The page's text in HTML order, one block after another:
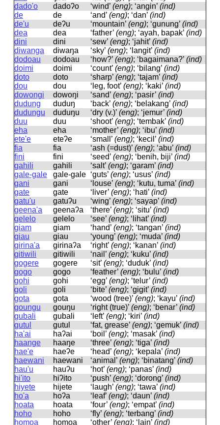
dado'o
dadoʔo ‘wind’ (eng); ‘angin’ (ind)
de
de ‘and’ (eng); ‘dan’ (ind)
de'u
deʔu ‘mountain’ (eng); ‘gunung’ (ind)
dea
dea ‘father’ (eng); ‘ayah, bapak’ (ind)
dini
dini ‘sew’ (eng); ‘jahit’ (ind)
diwanga
diwaŋa ‘sky’ (eng); ‘langit’ (ind)
dodoau
dodoau ‘how?’ (eng); ‘bagaimana?’ (ind)
doimi
doimi ‘count’ (eng); ‘bilang’ (ind)
doto
doto ‘sharp’ (eng); ‘tajam’ (ind)
dou
dou ‘leg, foot’ (eng); ‘kaki’ (ind)
dowongi
dowoŋi ‘sand’ (eng); ‘pasir’ (ind)
dudung
duduŋ ‘back’ (eng); ‘belakang’ (ind)
dudungu
duduŋu ‘dry (v.)’ (eng); ‘jemur’ (ind)
duu
duu ‘shoot’ (eng); ‘tembak’ (ind)
eha
eha ‘mother’ (eng); ‘ibu’ (ind)
ete'e
eteʔe ‘small’ (eng); ‘kecil’ (ind)
fia
fia ‘ash (=dust)’ (eng); ‘abu’ (ind)
fini
fini ‘seed’ (eng); ‘benih, biji’ (ind)
gahili
ɡahili ‘salt’ (eng); ‘garam’ (ind)
gale-gale
ɡale-ɡale ‘guts’ (eng); ‘usus’ (ind)
gani
ɡani ‘louse’ (eng); ‘kutu, tuma’ (ind)
gate
ɡate ‘liver’ (eng); ‘hati’ (ind)
gatu'u
ɡatuʔu ‘wing’ (eng); ‘sayap’ (ind)
geena'a
ɡeenaʔa ‘there’ (eng); ‘situ’ (ind)
gelelo
ɡelelo ‘see’ (eng); ‘lihat’ (ind)
giam
ɡiam ‘hand’ (eng); ‘tangan’ (ind)
giau
ɡiau ‘young’ (eng); ‘muda’ (ind)
girina'a
ɡirinaʔa ‘right’ (eng); ‘kanan’ (ind)
gitiwili
ɡitiwili ‘nail’ (eng); ‘kuku’ (ind)
gogere
ɡoɡere ‘sit’ (eng); ‘duduk’ (ind)
gogo
ɡoɡo ‘feather’ (eng); ‘bulu’ (ind)
gohi
ɡohi ‘egg’ (eng); ‘telur’ (ind)
goli
ɡoli ‘bite’ (eng); ‘gigit’ (ind)
gota
ɡota ‘wood (tree)’ (eng); ‘kayu’ (ind)
goungu
ɡouŋu ‘right (true)’ (eng); ‘benar’ (ind)
gubali
ɡubali ‘left’ (eng); ‘kiri’ (ind)
gutul
ɡutul ‘fat, grease’ (eng); ‘gemuk’ (ind)
ha'ai
haʔai ‘boil’ (eng); ‘masak’ (ind)
haange
haaŋe ‘three’ (eng); ‘tiga’ (ind)
hae'e
haeʔe ‘head’ (eng); ‘kepala’ (ind)
haewani
haewani ‘animal’ (eng); ‘binatang’ (ind)
hau'u
hauʔu ‘hot’ (eng); ‘panas’ (ind)
hi'ito
hiʔito ‘push’ (eng); ‘dorong’ (ind)
hiyete
hijete ‘laugh’ (eng); ‘tawa’ (ind)
ho'a
hoʔa ‘leaf’ (eng); ‘daun’ (ind)
hoata
hoata ‘four’ (eng); ‘empat’ (ind)
hoho
hoho ‘fly’ (eng); ‘terbang’ (ind)
homoa
homoa ‘other’ (eng); ‘lain’ (ind)